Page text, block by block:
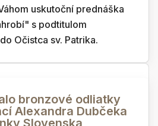
uskutoční prednáška
s podtitulom
Očistca sv. Patrika.
bronzové odliatky
Alexandra Dubčeka
Slovenska